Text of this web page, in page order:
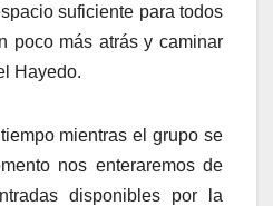
suficiente para todos
poco más atrás y caminar
Hayedo.
mientras el grupo se
nos enteraremos de
disponibles por la